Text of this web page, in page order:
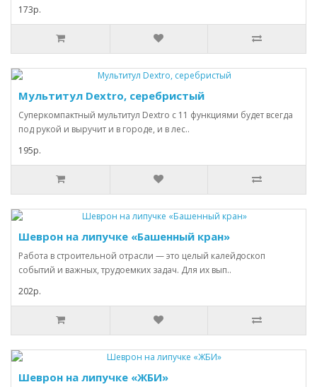
173р.
Мультитул Dextro, серебристый
Суперкомпактный мультитул Dextro с 11 функциями будет всегда
под рукой и выручит и в городе, и в лес..
195р.
Шеврон на липучке «Башенный кран»
Работа в строительной отрасли — это целый калейдоскоп
событий и важных, трудоемких задач. Для их вып..
202р.
Шеврон на липучке «ЖБИ»